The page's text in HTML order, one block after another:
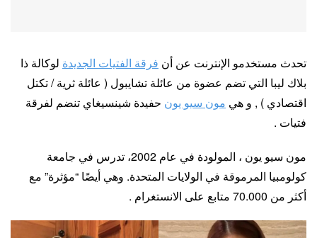
تحدث مستخدمو الإنترنت عن أن فرقة الفتيات الجديدة لوكالة ذا
بلاك ليبا التي تضم عضوة من عائلة تشايبول ( عائلة ثرية / تكتل
اقتصادي ) , و هي مون سيو يون حفيدة شينسيغاي تنضم لفرقة
فتيات .
مون سيو يون ، المولودة في عام 2002، تدرس في جامعة
كولومبيا المرموقة في الولايات المتحدة. وهي أيضًا “مؤثرة” مع
أكثر من 70.000 متابع على الانستغرام .